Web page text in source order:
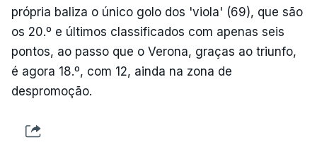
própria baliza o único golo dos 'viola' (69), que são
os 20.º e últimos classificados com apenas seis
pontos, ao passo que o Verona, graças ao triunfo,
é agora 18.º, com 12, ainda na zona de
despromoção.